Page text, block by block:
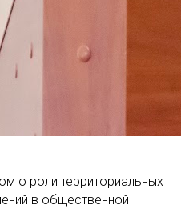
о роли территориальных
в общественной